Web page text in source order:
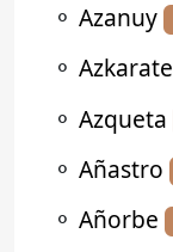
⚬ Azanuy
⚬ Azkarate
⚬ Azqueta
⚬ Añastro
⚬ Añorbe